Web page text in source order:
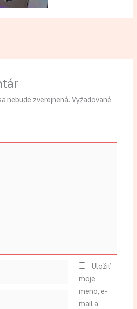
nebude zverejnená. Vyžadované
Uložiť
moje
meno, e-
mail a